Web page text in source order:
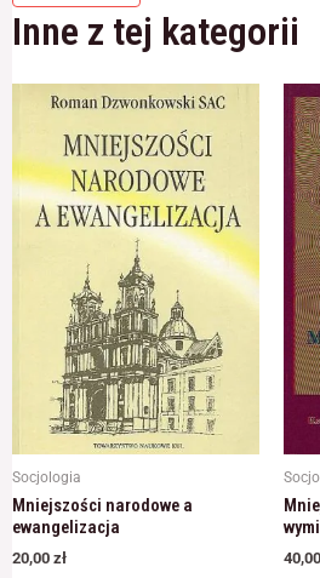
Inne z tej kategorii
Socjologia
Mniejszości narodowe a
ewangelizacja
20,00 zł 40,00